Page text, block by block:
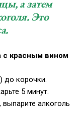
а затем
Это
с красным вином
до корочки.
5 минут.
выпарите алкоголь